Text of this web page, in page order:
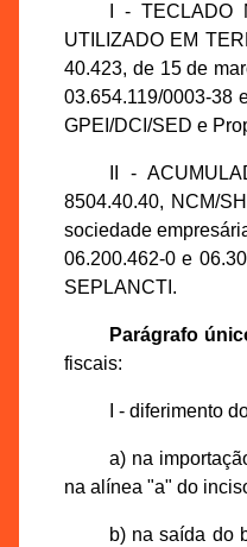
I - TECLADO
UTILIZADO EM
40.423, de 15 de
03.654.119/0003-38
GPEI/DCI/SED e
II -
8504.40.40, NCM/
sociedade
06.200.462-0 e
SEPLANCTI.
Parágrafo
fiscais:
I - diferimento
a) na
na alínea "a" do
b) na saída do